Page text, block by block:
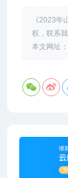
《2023年
权，联系
本文网址：